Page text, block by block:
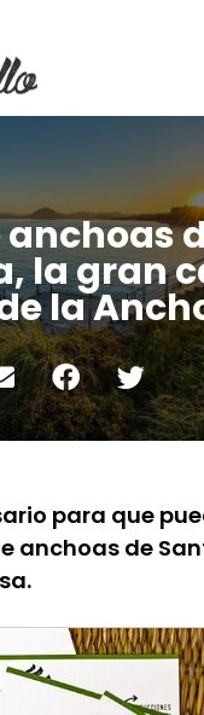
la gran
la
para que
anchoas de